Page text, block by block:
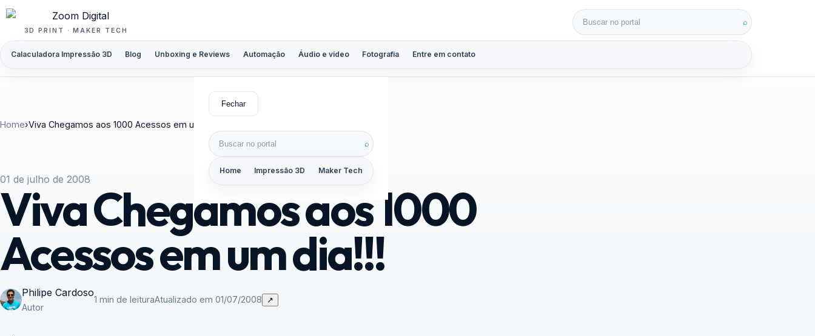
Pular para o conteúdo
3D PRINT · MAKER TECH
Calaculadora Impressão 3D Blog Unboxing e Reviews Automação Áudio e vídeo Fotografia Entre em contato
Buscar por: ⌕
Fechar
Buscar por: ⌕
Home Impressão 3D Maker Tech
Home›Viva Chegamos aos 1000 Acessos em um dia!!!
01 de julho de 2008
Viva Chegamos aos 1000
Acessos em um dia!!!
Philipe Cardoso
Autor
1 min de leituraAtualizado em 01/07/2008 ↗